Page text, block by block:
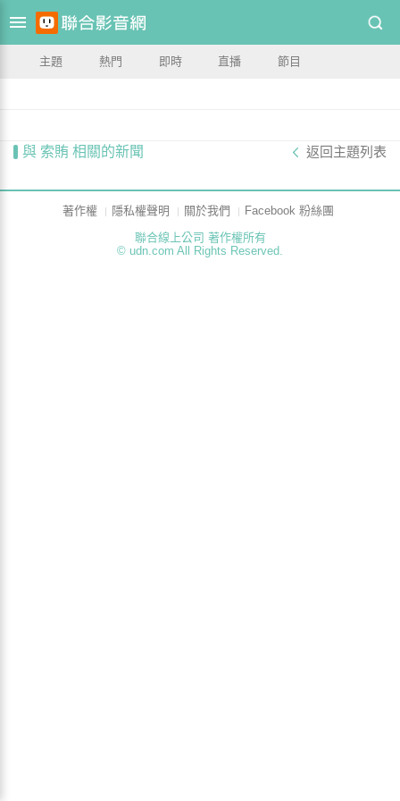
主題 熱門 即時 直播 節目
與 索賄 相關的新聞 返回主題列表
著作權 隱私權聲明 關於我們
Facebook 粉絲團
聯合線上公司 著作權所有
© udn.com All Rights Reserved.